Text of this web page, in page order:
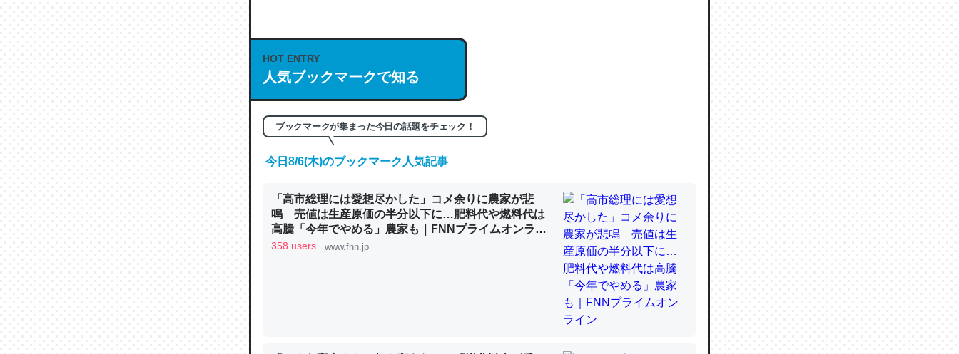
これは良記事。32768トークンだと英語小説100ページ分くらい。小説でいう「ずっと前
の伏線」は回収されないけど、短期記憶というには多い分量。進化すればするほど分かり
やすく強くなりそう
昆虫ってカルシウム少ないのか。知らんかった。調べたらコオロギのカルシウム分はエビ
─ニュース :: 【研究発表】昆虫学の大問題＝「昆虫はなぜ海にいないのか」に関する新仮説
HOT ENTRY
人気ブックマークで知る
ブックマークが集まった今日の話題をチェック！
今日8/6(木)のブックマーク人気記事
「高市総理には愛想尽かした」コメ余りに農家が悲
鳴 売値は生産原価の半分以下に…肥料代や燃料代は
高騰「今年でやめる」農家も｜FNNプライムオンライ
ン
358 users www.fnn.jp